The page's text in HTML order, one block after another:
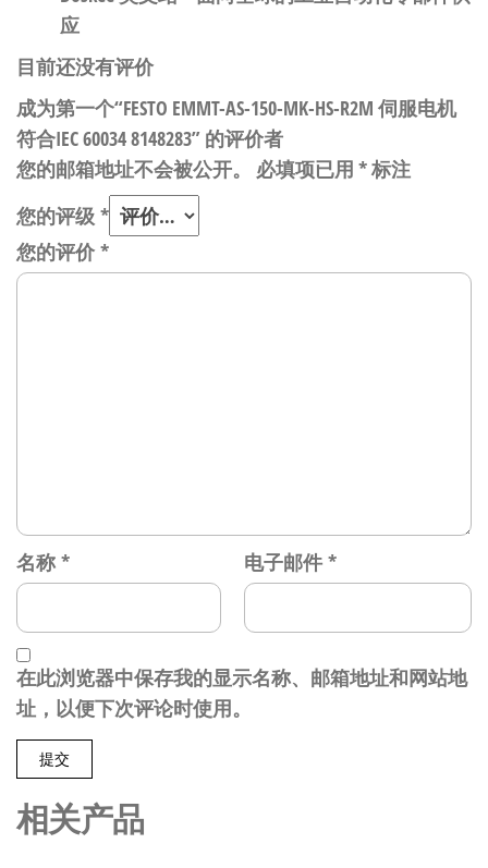
应
目前还没有评价
成为第一个“FESTO EMMT-AS-150-MK-HS-R2M 伺服电机
符合IEC 60034 8148283” 的评价者
您的邮箱地址不会被公开。
必填项已用 *标注
您的评级 *
您的评价*
名称 * 电子邮件 *
在此浏览器中保存我的显示名称、邮箱地址和网站地
址，以便下次评论时使用。
相关产品